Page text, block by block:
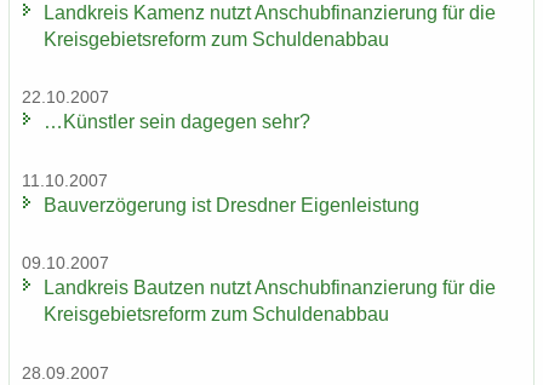
Land­kreis Ka­menz nutzt An­schub­fi­nan­zie­rung für die
Kreis­ge­biets­re­form zum Schul­den­ab­bau
22.10.2007
…Künst­ler sein da­ge­gen sehr?
11.10.2007
Bau­ver­zö­ge­rung ist Dresd­ner Ei­gen­leis­tung
09.10.2007
Land­kreis Baut­zen nutzt An­schub­fi­nan­zie­rung für die
Kreis­ge­biets­re­form zum Schul­den­ab­bau
28.09.2007